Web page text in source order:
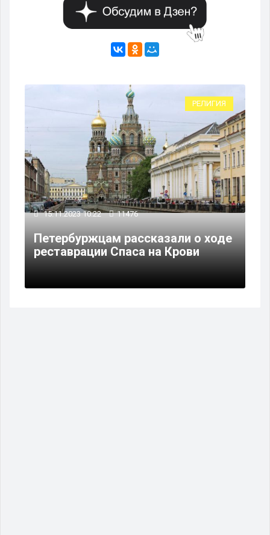
РЕЛИГИЯ
15.11.2023 10:22 11476
Петербуржцам рассказали о ходе
реставрации Спаса на Крови